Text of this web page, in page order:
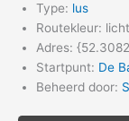
Type: lus
Routekleur:
Adres:
Startpunt: De
Beheerd door: